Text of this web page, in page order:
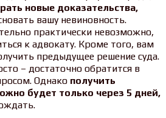
новые доказательства,
вашу невиновность.
практически невозможно,
к адвокату. Кроме того, вам
предыдущее решение суда.
– достаточно обратится в
Однако получить
будет только через 5 дней,